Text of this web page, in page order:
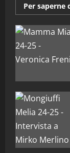
Per saperne
3